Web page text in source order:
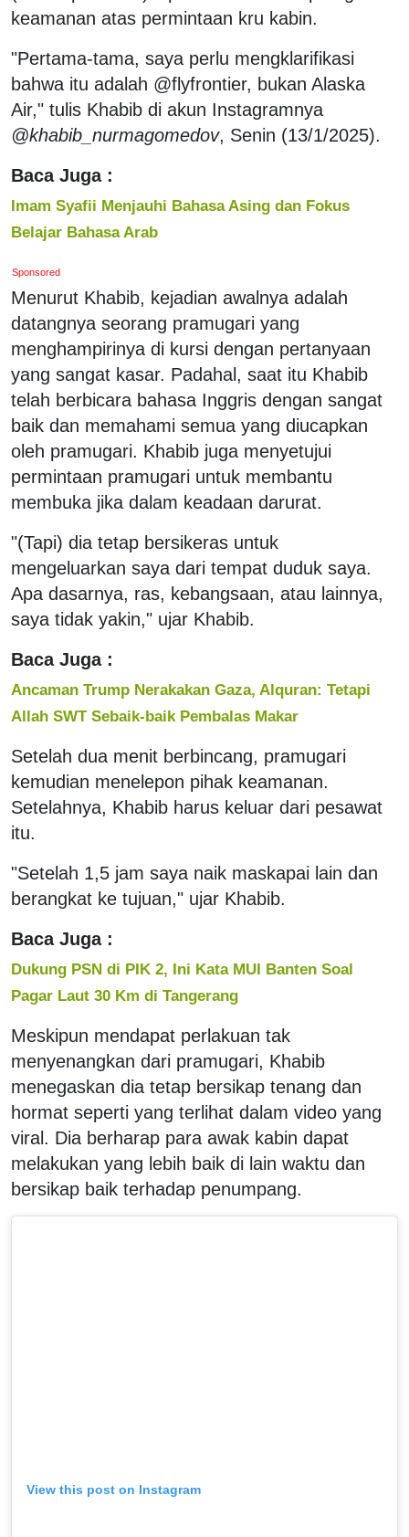
keamanan atas permintaan kru kabin.
"Pertama-tama, saya perlu mengklarifikasi
bahwa itu adalah @flyfrontier, bukan Alaska
Air," tulis Khabib di akun Instagramnya
@khabib_nurmagomedov, Senin (13/1/2025).
Baca Juga :
Imam Syafii Menjauhi Bahasa Asing dan Fokus
Belajar Bahasa Arab
Sponsored
Menurut Khabib, kejadian awalnya adalah
datangnya seorang pramugari yang
menghampirinya di kursi dengan pertanyaan
yang sangat kasar. Padahal, saat itu Khabib
telah berbicara bahasa Inggris dengan sangat
baik dan memahami semua yang diucapkan
oleh pramugari. Khabib juga menyetujui
permintaan pramugari untuk membantu
membuka jika dalam keadaan darurat.
"(Tapi) dia tetap bersikeras untuk
mengeluarkan saya dari tempat duduk saya.
Apa dasarnya, ras, kebangsaan, atau lainnya,
saya tidak yakin," ujar Khabib.
Baca Juga :
Ancaman Trump Nerakakan Gaza, Alquran: Tetapi
Allah SWT Sebaik-baik Pembalas Makar
Setelah dua menit berbincang, pramugari
kemudian menelepon pihak keamanan.
Setelahnya, Khabib harus keluar dari pesawat
itu.
"Setelah 1,5 jam saya naik maskapai lain dan
berangkat ke tujuan," ujar Khabib.
Baca Juga :
Dukung PSN di PIK 2, Ini Kata MUI Banten Soal
Pagar Laut 30 Km di Tangerang
Meskipun mendapat perlakuan tak
menyenangkan dari pramugari, Khabib
menegaskan dia tetap bersikap tenang dan
hormat seperti yang terlihat dalam video yang
viral. Dia berharap para awak kabin dapat
melakukan yang lebih baik di lain waktu dan
bersikap baik terhadap penumpang.
View this post on Instagram